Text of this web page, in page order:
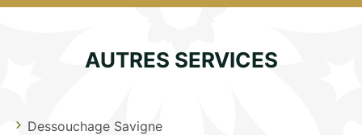
AUTRES SERVICES
Dessouchage Savigne